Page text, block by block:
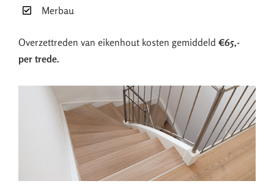
Merbau
Overzettreden van eikenhout kosten gemiddeld €65,-
per trede.